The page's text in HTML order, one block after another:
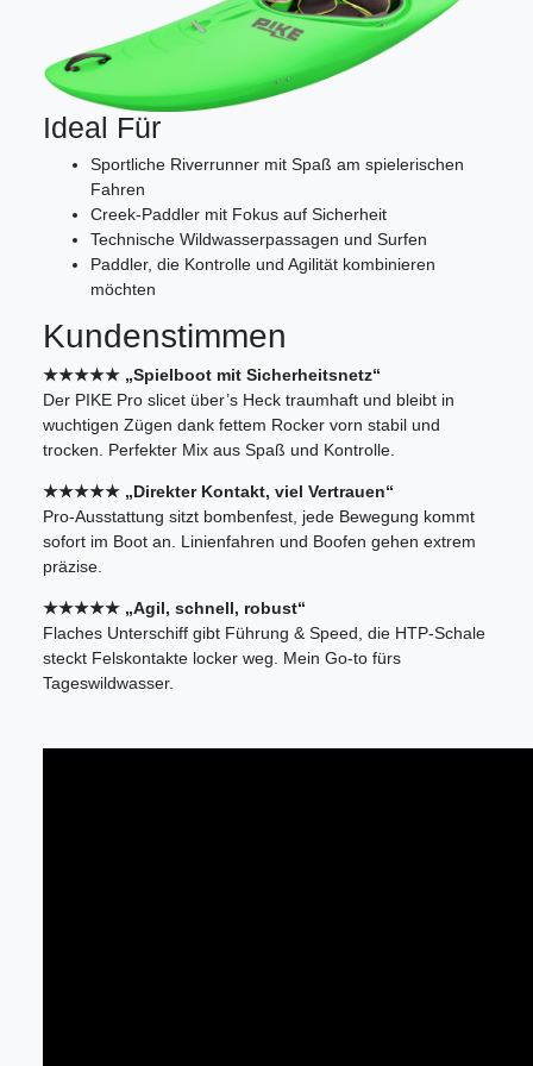
Ideal Für
Sportliche Riverrunner mit Spaß am spielerischen
Fahren
Creek-Paddler mit Fokus auf Sicherheit
Technische Wildwasserpassagen und Surfen
Paddler, die Kontrolle und Agilität kombinieren
möchten
Kundenstimmen
★★★★★ „Spielboot mit Sicherheitsnetz“
Der PIKE Pro slicet über’s Heck traumhaft und bleibt in
wuchtigen Zügen dank fettem Rocker vorn stabil und
trocken. Perfekter Mix aus Spaß und Kontrolle.
★★★★★ „Direkter Kontakt, viel Vertrauen“
Pro-Ausstattung sitzt bombenfest, jede Bewegung kommt
sofort im Boot an. Linienfahren und Boofen gehen extrem
präzise.
★★★★★ „Agil, schnell, robust“
Flaches Unterschiff gibt Führung & Speed, die HTP-Schale
steckt Felskontakte locker weg. Mein Go-to fürs
Tageswildwasser.